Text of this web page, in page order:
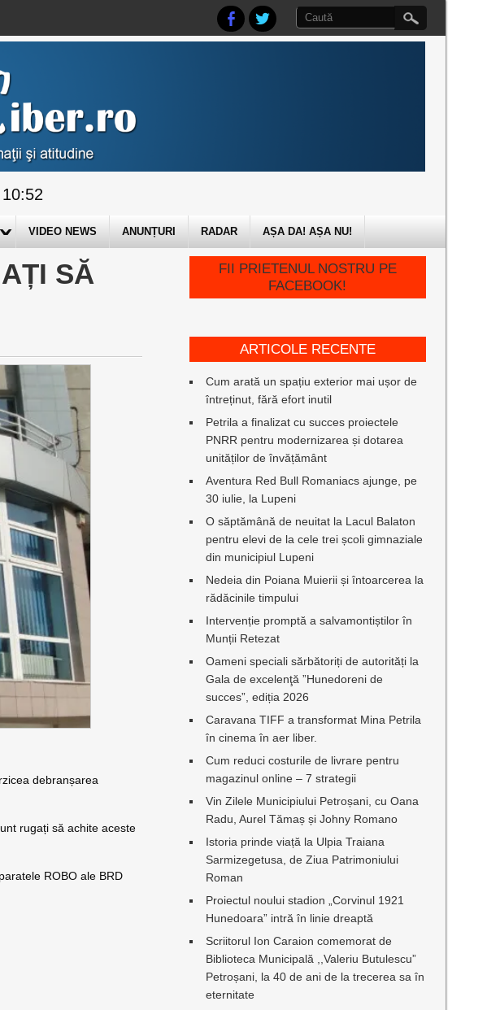
VIDEO NEWS ANUNȚURI RADAR AȘA DA! AȘA NU!
SĂ
debranșarea
rugați să achite aceste
ROBO ale BRD
FII PRIETENUL NOSTRU PE
FACEBOOK!
ARTICOLE RECENTE
Cum arată un spațiu exterior mai ușor de
întreținut, fără efort inutil
Petrila a finalizat cu succes proiectele
PNRR pentru modernizarea și dotarea
unităților de învățământ
Aventura Red Bull Romaniacs ajunge, pe
30 iulie, la Lupeni
O săptămână de neuitat la Lacul Balaton
pentru elevi de la cele trei școli gimnaziale
din municipiul Lupeni
Nedeia din Poiana Muierii și întoarcerea la
rădăcinile timpului
Intervenție promptă a salvamontiștilor în
Munții Retezat
Oameni speciali sărbătoriți de autorități la
Gala de excelenţă ”Hunedoreni de
succes”, ediția 2026
Caravana TIFF a transformat Mina Petrila
în cinema în aer liber.
Cum reduci costurile de livrare pentru
magazinul online – 7 strategii
Vin Zilele Municipiului Petroșani, cu Oana
Radu, Aurel Tămaș și Johny Romano
Istoria prinde viață la Ulpia Traiana
Sarmizegetusa, de Ziua Patrimoniului
Roman
Proiectul noului stadion „Corvinul 1921
Hunedoara” intră în linie dreaptă
Scriitorul Ion Caraion comemorat de
Biblioteca Municipală ,,Valeriu Butulescu”
Petroșani, la 40 de ani de la trecerea sa în
eternitate